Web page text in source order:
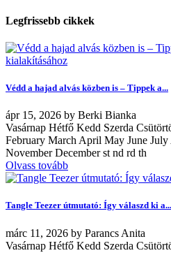
Legfrissebb cikkek
Védd a hajad alvás közben is – Tippek a...
ápr 15, 2026 by Berki Bianka
Vasárnap Hétfő Kedd Szerda
February March April May June July
November December st nd rd th
Olvass tovább
Tangle Teezer útmutató: Így válaszd ki a...
márc 11, 2026 by Parancs Anita
Vasárnap Hétfő Kedd Szerda